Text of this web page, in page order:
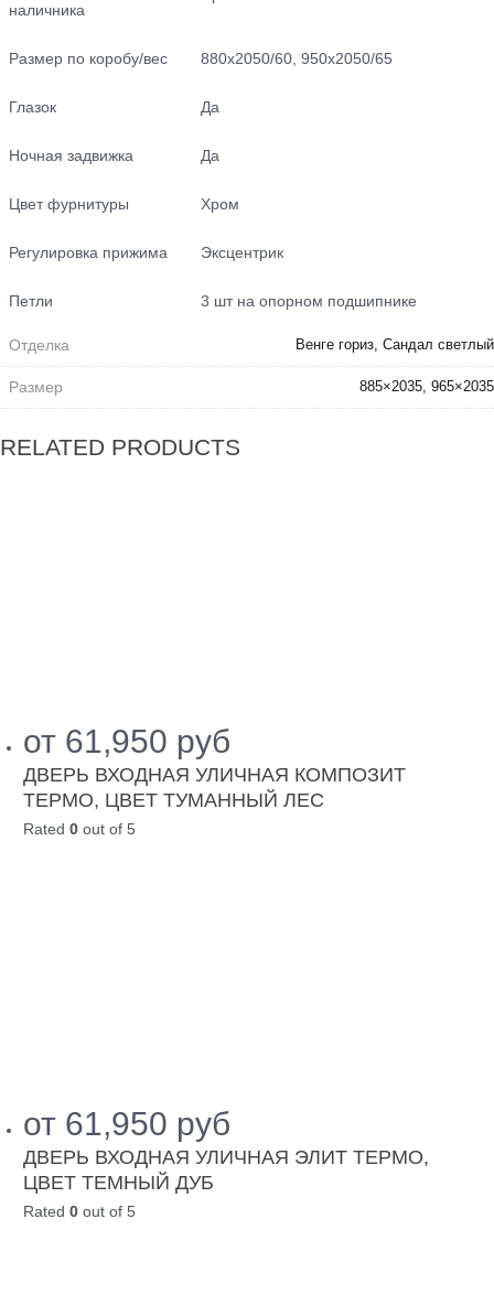
наличника
Размер по коробу/вес 880х2050/60, 950х2050/65
Глазок Да
Ночная задвижка Да
Цвет фурнитуры Хром
Регулировка прижима Эксцентрик
Петли 3 шт на опорном подшипнике
Отделка Венге гориз, Сандал светлый
Размер 885×2035, 965×2035
RELATED PRODUCTS
от 61,950 руб
ДВЕРЬ ВХОДНАЯ УЛИЧНАЯ КОМПОЗИТ
ТЕРМО, ЦВЕТ ТУМАННЫЙ ЛЕС
Rated 0 out of 5
от 61,950 руб
ДВЕРЬ ВХОДНАЯ УЛИЧНАЯ ЭЛИТ ТЕРМО,
ЦВЕТ ТЕМНЫЙ ДУБ
Rated 0 out of 5